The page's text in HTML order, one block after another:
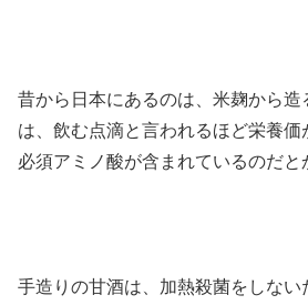
昔から日本にあるのは、米麹から造
は、飲む点滴と言われるほど栄養
必須アミノ酸が含まれているのだと
手造りの甘酒は、加熱殺菌をしない